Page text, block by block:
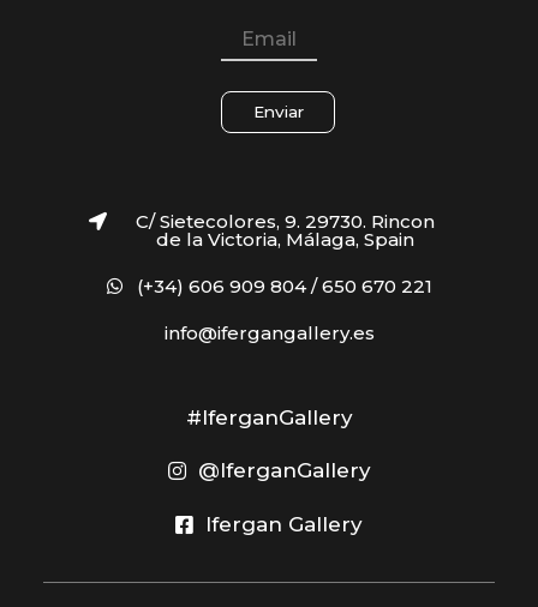
Enviar
C/ Sietecolores, 9. 29730. Rincon
de la Victoria, Málaga, Spain
(+34) 606 909 804 / 650 670 221
info@ifergangallery.es
#IferganGallery
@IferganGallery
Ifergan Gallery